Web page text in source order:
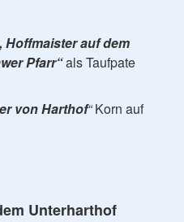
Hoffmaister auf dem
Pfarr“als Taufpate
von Harthof“Korn auf
Unterharthof